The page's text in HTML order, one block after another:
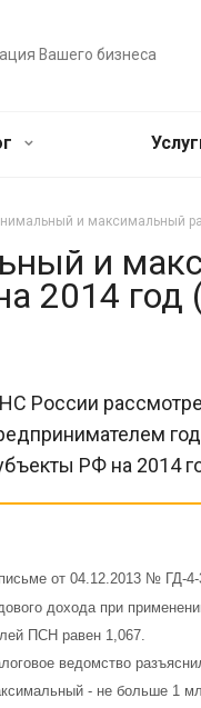
Вашего бизнеса
и максимальный
и
2014
России
РФ на 2014
от 04.12.2013 № ГД-
дохода при
ПСН равен 1,067.
ведомство
- не больше 1